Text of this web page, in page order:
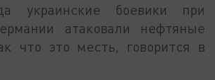
украинские боевики при
атаковали нефтяные
что это месть, говорится в